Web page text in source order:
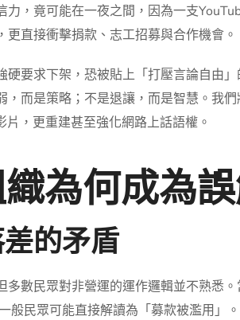
，竟可能在一夜之間，因為一支
直接衝擊捐款、志工招募與合作機會。
要求下架，恐被貼上「打壓言論自由
而是策略；不是退讓，而是智慧。我
，更重建甚至強化網路上話語權。
為何成為
的矛盾
數民眾對非營運的運作邏輯並不熟悉
般民眾可能直接解讀為「募款被濫用」